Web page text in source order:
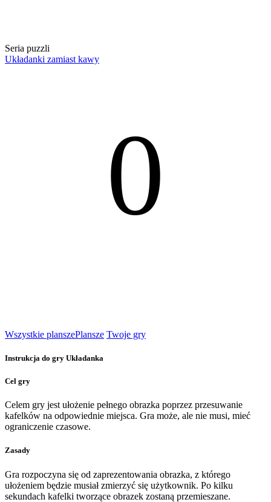
Seria puzzli
Układanki zamiast kawy
0
Wszystkie planszePlansze Twoje gry
Instrukcja do gry Układanka
Cel gry
Celem gry jest ułożenie pełnego obrazka poprzez przesuwanie
kafelków na odpowiednie miejsca. Gra może, ale nie musi, mieć
ograniczenie czasowe.
Zasady
Gra rozpoczyna się od zaprezentowania obrazka, z którego
ułożeniem będzie musiał zmierzyć się użytkownik. Po kilku
sekundach kafelki tworzące obrazek zostaną przemieszane.